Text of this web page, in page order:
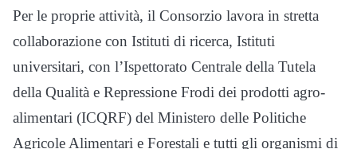
Per le proprie attività, il Consorzio lavora in stretta
collaborazione con Istituti di ricerca, Istituti
universitari, con l’Ispettorato Centrale della Tutela
della Qualità e Repressione Frodi dei prodotti agro-
alimentari (ICQRF) del Ministero delle Politiche
Agricole Alimentari e Forestali e tutti gli organismi di